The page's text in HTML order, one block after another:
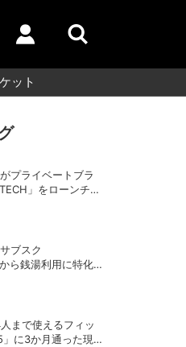
ット
プライベートブラ
」をローンチ、
ブスク
ら銭湯利用に特化し
まで使えるフィッ
に3か月通った現在